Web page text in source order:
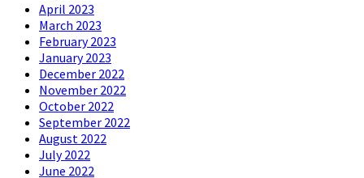
April 2023
March 2023
February 2023
January 2023
December 2022
November 2022
October 2022
September 2022
August 2022
July 2022
June 2022